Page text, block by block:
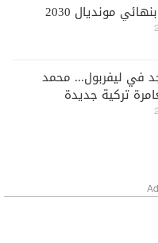
مونديال 2030
في ليفربول... محمد
تركية جديدة